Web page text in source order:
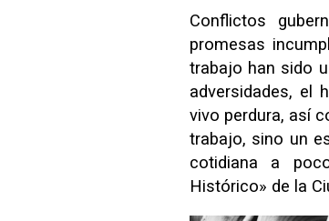
Conflictos
promesas
trabajo han sido
adversidades, el
vivo perdura, así
trabajo, sino un
cotidiana a
Histórico» de la